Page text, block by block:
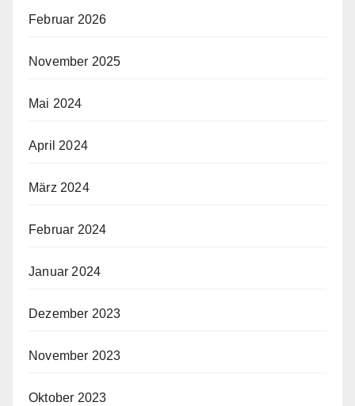
Februar 2026
November 2025
Mai 2024
April 2024
März 2024
Februar 2024
Januar 2024
Dezember 2023
November 2023
Oktober 2023